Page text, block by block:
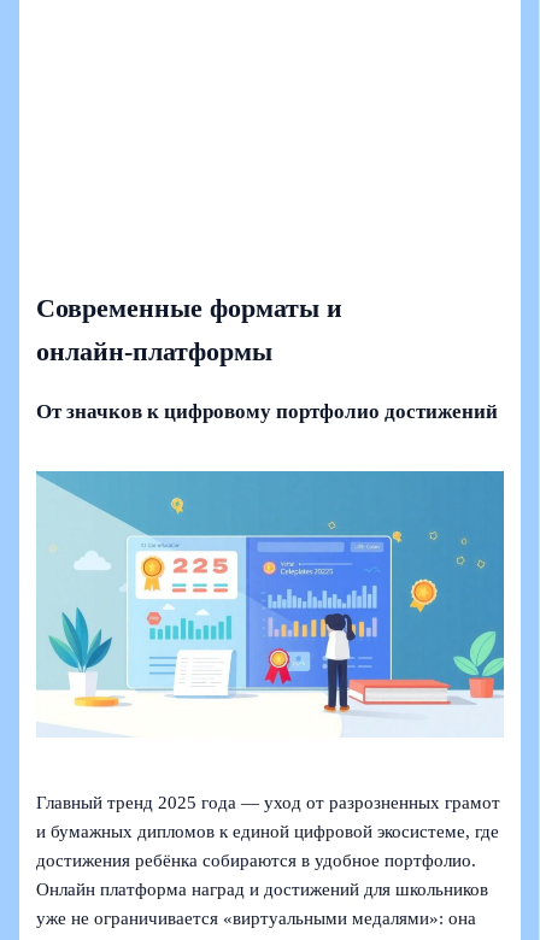
Современные форматы и
онлайн‑платформы
От значков к цифровому портфолио достижений
Главный тренд 2025 года — уход от разрозненных грамот
и бумажных дипломов к единой цифровой экосистеме, где
достижения ребёнка собираются в удобное портфолио.
Онлайн платформа наград и достижений для школьников
уже не ограничивается «виртуальными медалями»: она